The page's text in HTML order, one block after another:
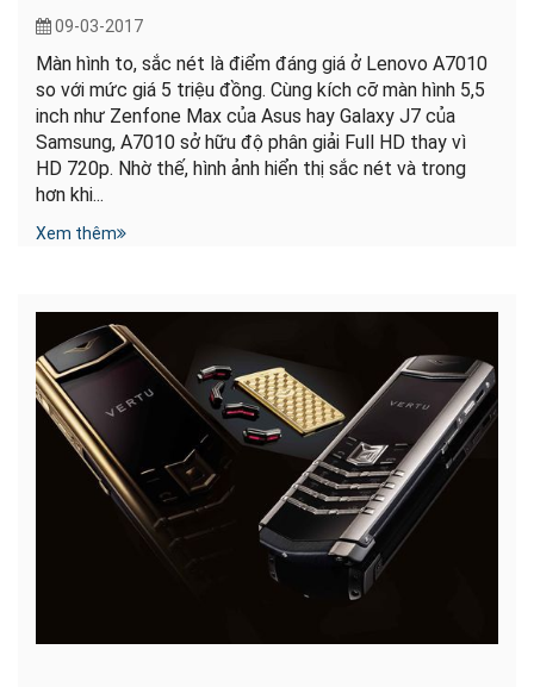
09-03-2017
Màn hình to, sắc nét là điểm đáng giá ở Lenovo A7010
so với mức giá 5 triệu đồng. Cùng kích cỡ màn hình 5,5
inch như Zenfone Max của Asus hay Galaxy J7 của
Samsung, A7010 sở hữu độ phân giải Full HD thay vì
HD 720p. Nhờ thế, hình ảnh hiển thị sắc nét và trong
hơn khi...
Xem thêm